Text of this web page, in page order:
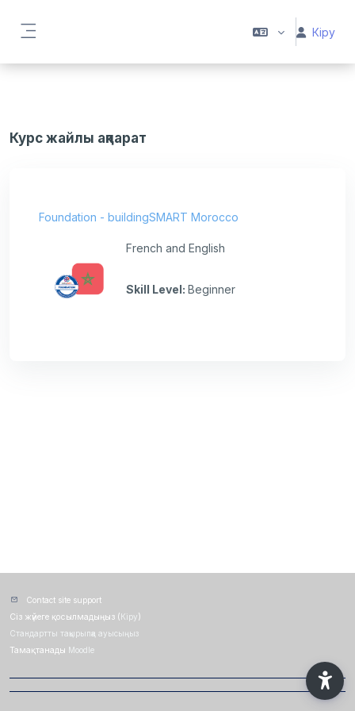
Кіру
Курс жайлы ақпарат
Foundation - buildingSMART Morocco
French and English
Skill Level: Beginner
Contact site support
Сіз жүйеге қосылмадыңыз (Кіру)
Стандартты тақырыпқа ауысыңыз
Тамақтанады Moodle